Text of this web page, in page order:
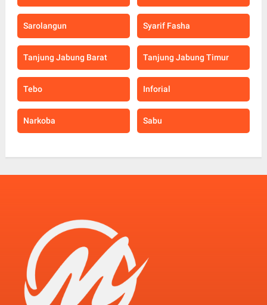
Sarolangun Syarif Fasha
Tanjung Jabung Barat Tanjung Jabung Timur
Tebo Inforial
Narkoba Sabu